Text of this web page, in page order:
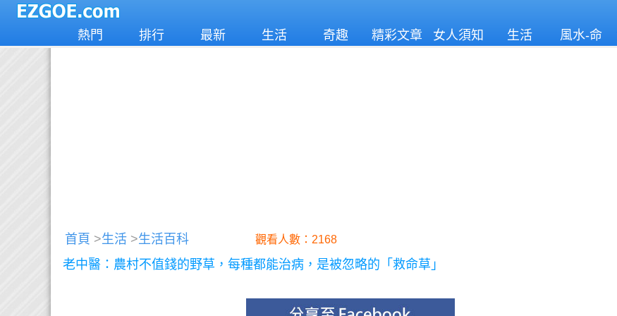
熱門 排行 最新 生活 奇趣 精彩文章 女人須知 生活
風水-命
首頁 >生活 >生活百科 觀看人數：2168
老中醫：農村不值錢的野草，每種都能治病，是被忽略的「救命草」